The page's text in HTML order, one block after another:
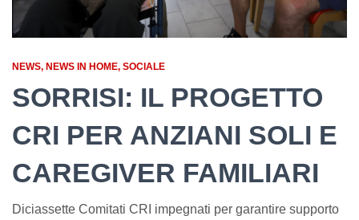
NEWS NEWS IN HOME SOCIALE
SORRISI: IL PROGETTO
CRI PER ANZIANI SOLI E
CAREGIVER FAMILIARI
Diciassette Comitati CRI impegnati per garantire supporto